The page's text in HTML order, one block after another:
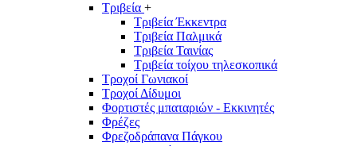
Τριβεία +
Τριβεία Έκκεντρα
Τριβεία Παλμικά
Τριβεία Ταινίας
Τριβεία τοίχου τηλεσκοπικά
Τροχοί Γωνιακοί
Τροχοί Δίδυμοι
Φορτιστές μπαταριών - Εκκινητές
Φρέζες
Φρεζοδράπανα Πάγκου